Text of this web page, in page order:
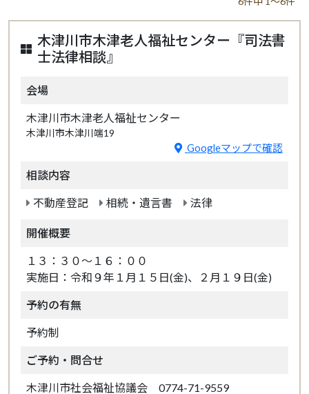
木津川市木津老人福祉センター『司法書
士法律相談』
会場
木津川市木津老人福祉センター
木津川市木津川端19
Googleマップで確認
相談内容
不動産登記 相続・遺言書 法律
開催概要
１３：３０～１６：００
実施日：令和９年１月１５日(金)、２月１９日(金)
予約の有無
予約制
ご予約・問合せ
木津川市社会福祉協議会 0774-71-9559